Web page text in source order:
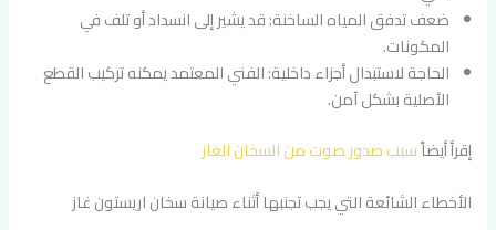
ضعف تدفق المياه الساخنة: قد يشير إلى انسداد أو تلف في
المكونات.
الحاجة لاستبدال أجزاء داخلية: الفني المعتمد يمكنه تركيب القطع
الأصلية بشكل آمن.
إقرأ أيضاًسبب صدور صوت من السخان الغاز
الأخطاء الشائعة التي يجب تجنبها أثناء صيانة سخان اريستون غاز